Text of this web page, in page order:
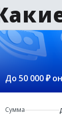
До 50 000 ₽
Сумма